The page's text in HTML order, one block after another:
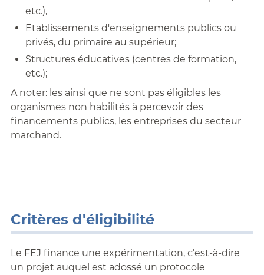
etc.),
Etablissements d'enseignements publics ou
privés, du primaire au supérieur;
Structures éducatives (centres de formation,
etc.);
A noter: les ainsi que ne sont pas éligibles les
organismes non habilités à percevoir des
financements publics, les entreprises du secteur
marchand.
Critères d'éligibilité
Le FEJ finance une expérimentation, c’est-à-dire
un projet auquel est adossé un protocole